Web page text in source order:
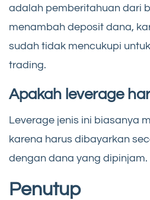
adalah pemberitahuan dari
menambah deposit dana,
sudah tidak mencukupi
trading.
Apakah leverage
Leverage jenis ini biasanya
karena harus dibayarkan
dengan dana yang dipinjam.
Penutup